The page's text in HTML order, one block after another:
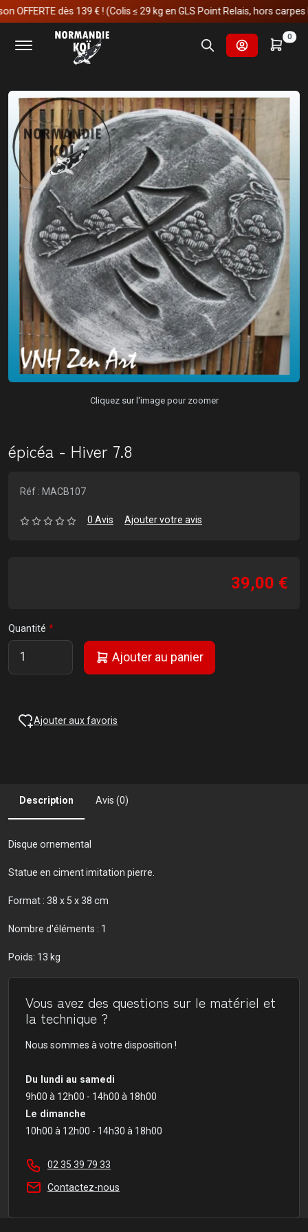
dès 139 € ! (Colis ≤ 29 kg en GLS Point Relais, hors carpes koï)
0
Accueil
Fournitures et technologies pour les bassins
Décoration & statue de jardin
Statue extérieur
Décoration mural
Cliquez sur l'image pour zoomer
épicéa - Hiver 7.8
Réf : MACB107
0 Avis Ajouter votre avis
39,00 €
Quantité
Ajouter au panier
Ajouter aux favoris
Description Avis (0)
Disque ornemental
Statue en ciment imitation pierre.
Format : 38 x 5 x 38 cm
Nombre d'éléments : 1
Poids: 13 kg
Vous avez des questions sur le matériel et
la technique ?
Nous sommes à votre disposition !
Du lundi au samedi
9h00 à 12h00 - 14h00 à 18h00
Le dimanche
10h00 à 12h00 - 14h30 à 18h00
02 35 39 79 33
Contactez-nous